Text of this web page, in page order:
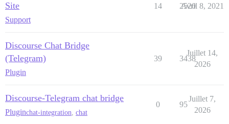
Site
Support
14 2520
Avril 8, 2021
Discourse Chat Bridge
(Telegram)
Plugin
39 3438
Juillet 14,
2026
Discourse-Telegram chat bridge
Pluginchat-integration chat
0 95
Juillet 7,
2026